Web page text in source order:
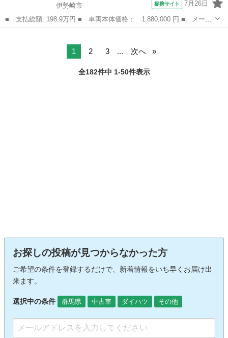
伊勢崎市
提携サイト 7月26日
■ 支払総額: 198.9万円 ■ 車両本体価格： 1,880,000 円 ■ メーカ
ー名： ダイハツ ■ 車種名： ロッキー ■ グレード名： Ｘ 純
1 2 3 ... 次へ
全182件中 1-50件表示
お探しの投稿が見つからなかった方
ご希望の条件を登録するだけで、新着情報をいち早くお届け出
来ます。
選択中の条件 群馬県 中古車 ダイハツ その他